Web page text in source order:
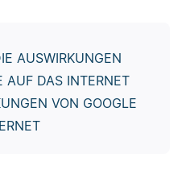
AUSWIRKUNGEN
AUF DAS INTERNET
VON GOOGLE